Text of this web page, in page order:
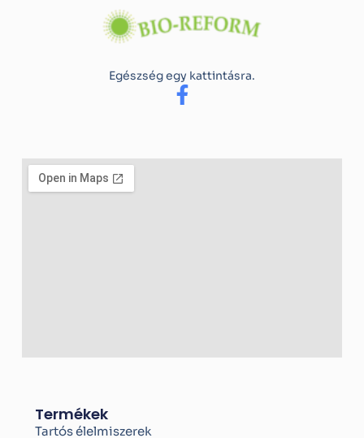
Egészség egy kattintásra.
F
e
Termékek
Tartós élelmiszerek